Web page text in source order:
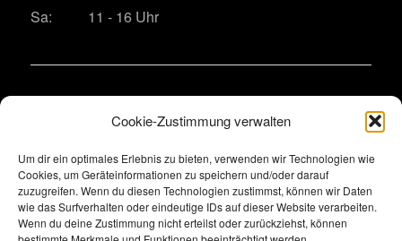
Cookie-Zustimmung verwalten
Um dir ein optimales Erlebnis zu bieten, verwenden wir Technologien wie
Cookies, um Geräteinformationen zu speichern und/oder darauf
zuzugreifen. Wenn du diesen Technologien zustimmst, können wir Daten
wie das Surfverhalten oder eindeutige IDs auf dieser Website verarbeiten.
Wenn du deine Zustimmung nicht erteilst oder zurückziehst, können
Sa:
11 - 16 Uhr
E-Mail: bitte das Kontaktformular nutzen wegen
Spamschutz